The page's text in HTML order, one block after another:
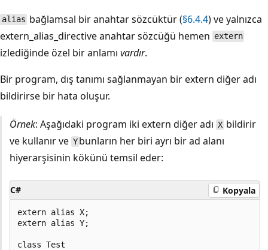
alias bağlamsal bir anahtar sözcüktür (§6.4.4) ve yalnızca
extern_alias_directive anahtar sözcüğü hemen extern
izlediğinde özel bir anlamı vardır.
Bir program, dış tanımı sağlanmayan bir extern diğer adı
bildirirse bir hata oluşur.
Örnek: Aşağıdaki program iki extern diğer adı X bildirir
ve kullanır ve Y bunların her biri ayrı bir ad alanı
hiyerarşisinin kökünü temsil eder:
C# Kopyala
extern alias X;
extern alias Y;
class Test